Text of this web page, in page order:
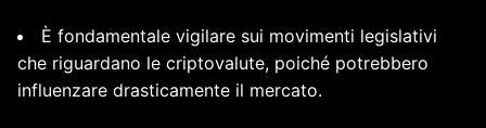
È fondamentale vigilare sui movimenti legislativi
che riguardano le criptovalute, poiché potrebbero
influenzare drasticamente il mercato.